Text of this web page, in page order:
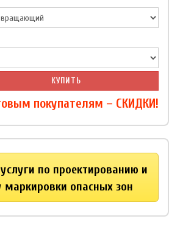
КУПИТЬ
покупателям – СКИДКИ!
по проектированию и
опасных зон